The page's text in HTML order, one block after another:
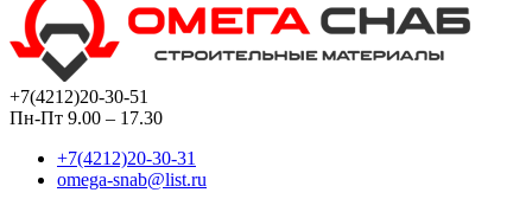
+7(4212)20-30-51
Пн-Пт 9.00 – 17.30
+7(4212)20-30-31
omega-snab@list.ru